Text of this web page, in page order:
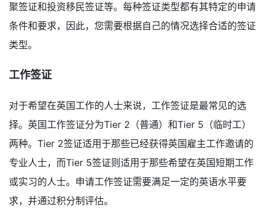
聚签证和投资移民签证等。每种签证类型都有其特定的申请
条件和要求，因此，您需要根据自己的情况选择合适的签证
类型。
工作签证
对于希望在英国工作的人士来说，工作签证是最常见的选
择。英国工作签证分为Tier 2（普通）和Tier 5（临时工）
两种。Tier 2签证适用于那些已经获得英国雇主工作邀请的
专业人士，而Tier 5签证则适用于那些希望在英国短期工作
或实习的人士。申请工作签证需要满足一定的英语水平要
求，并通过积分制评估。